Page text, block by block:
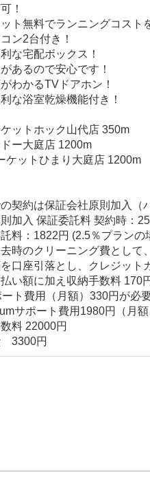
！
ト無料でランニングコスト
ン2台付き！
な宅配ボックス！
あるので安心です！
わかるTVドアホン！
な浴室乾燥機能付き！
ットホック山代店 350m
ー大庭店 1200m
ケットひまり大庭店 1200m
契約は保証会社原則加入（
則加入 保証委託料 契約時：
託料：1822円 (2.5％プランの
去時のクリーニング費として
を口座引落とし、クレジット
い額に加え収納手数料 170
ート費用（月額）330円が
サポート費用1980円（月額
料 22000円
3300円